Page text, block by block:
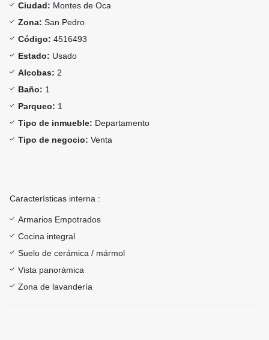
Ciudad: Montes de Oca
Zona: San Pedro
Código: 4516493
Estado: Usado
Alcobas: 2
Baño: 1
Parqueo: 1
Tipo de inmueble: Departamento
Tipo de negocio: Venta
Características interna :
Armarios Empotrados
Cocina integral
Suelo de cerámica / mármol
Vista panorámica
Zona de lavandería